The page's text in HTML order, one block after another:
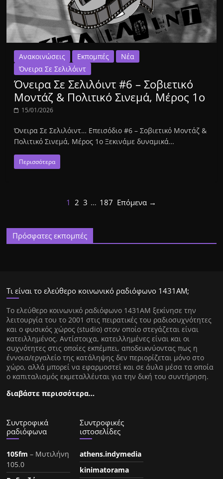
Ανακοινώσεις Εκπομπές
Νέα
Όνειρα Σε Σελιλόιντ
Όνειρα Σε Σελιλόιντ #6 – Σοβιετικό
Μοντάζ & Πολιτικό Σινεμά, Μέρος 1ο
15/01/2026
Όνειρα Σε Σελιλόιντ… Επεισόδιο #6 – Σοβιετικό Μοντάζ &
Πολιτικό Σινεμά, Μέρος 1ο Ξεκινάμε δυναμικά…
Περισσότερα
1 2 3 … 187 Επόμενα →
Πρόσφατες εκπομπές
Τι είναι το ελεύθερο κοινωνικό ραδιόφωνο 1431ΑΜ;
Tο ελεύθερο κοινωνικό ραδιόφωνο 1431AM ξεκίνησε την
λειτουργία του το 2001 στις πειρατικές του ραδιοσυχνότητες
και ο φυσικός χώρος (studio) στον οποίο στεγάζεται είναι
κατειλλημένος. Αντίστοιχα, κατειλλημένες είναι και οι
συχνότητες στις οποίες εκπέμπει, αποδεικνύοντας πως η
έννοια/εργαλείο της κατάληψης δεν περιορίζεται μόνο στο
χώρο, αλλά μπορεί να εφαρμοστεί και σε άυλα μέσα τα οποία
ο καπιταλισμός εκμεταλλέυται για την δική του συντήρηση.
διαβάστε περισσότερα…
Συντροφικά
ραδιόφωνα
105fm – Μυτιλήνη
105.0
Συντροφικές
ιστοσελίδες
athens.indymedia
kinimatorama